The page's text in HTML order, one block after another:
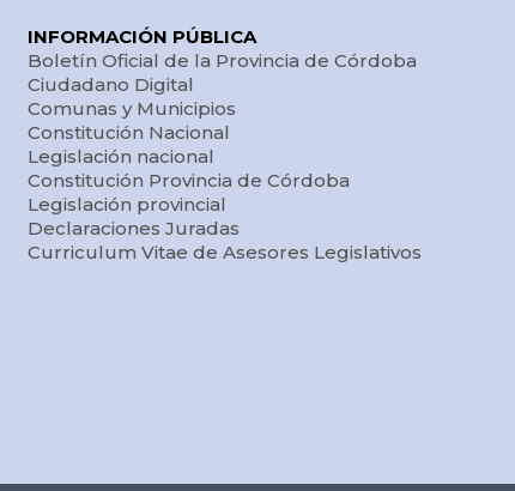
INFORMACIÓN PÚBLICA
Boletín Oficial de la Provincia de Córdoba
Ciudadano Digital
Comunas y Municipios
Constitución Nacional
Legislación nacional
Constitución Provincia de Córdoba
Legislación provincial
Declaraciones Juradas
Curriculum Vitae de Asesores Legislativos